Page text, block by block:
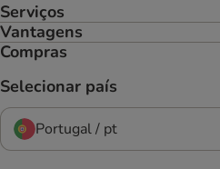
Serviços
Vantagens
Compras
Selecionar país
Portugal / pt